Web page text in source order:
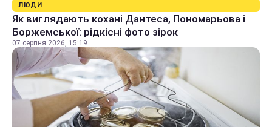
ЛЮДИ
Як виглядають кохані Дантеса, Пономарьова і
Боржемської: рідкісні фото зірок
07 серпня 2026, 15:19